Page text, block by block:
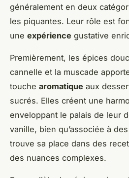
généralement en deux
les piquantes. Leur rôle est
une expérience gustative
Premièrement, les épices
cannelle et la muscade
touche aromatique aux
sucrés. Elles créent une
enveloppant le palais de leur
vanille, bien qu’associée à
trouve sa place dans des
des nuances complexes.